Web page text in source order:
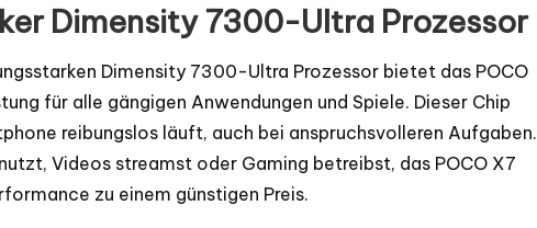
Dimensity 7300-Ultra Prozessor
Dimensity 7300-Ultra Prozessor bietet das POCO
für alle gängigen Anwendungen und Spiele. Dieser Chip
reibungslos läuft, auch bei anspruchsvolleren Aufgaben.
Videos streamst oder Gaming betreibst, das POCO X7
zu einem günstigen Preis.